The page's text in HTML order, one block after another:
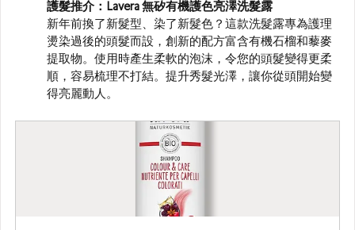
護髮推介： Lavera 無矽有機護色亮澤洗髮露
新年前換了新髮型、染了新髮色？這款洗髮露專為護理
燙染過後的頭髮而設，創新的配方富含有機石榴和藜麥
提取物。使用時產生柔軟的泡沫，令您的頭髮變得更柔
順，容易梳理不打結。提升秀髮光澤，讓你從頭開始變
得亮麗動人。